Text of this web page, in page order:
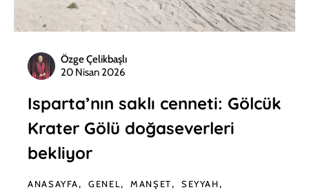
Özge Çelikbaşlı
20 Nisan 2026
Isparta’nın saklı cenneti: Gölcük
Krater Gölü doğaseverleri
bekliyor
ANASAYFA GENEL MANŞET
SEYYAH